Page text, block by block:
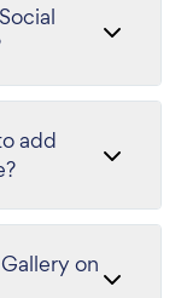
add
on